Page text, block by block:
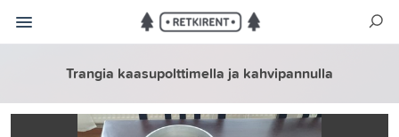
Trangia kaasupolttimella ja kahvipannulla